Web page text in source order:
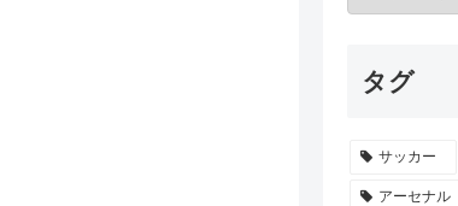
タグ
サッカー
アーセナル